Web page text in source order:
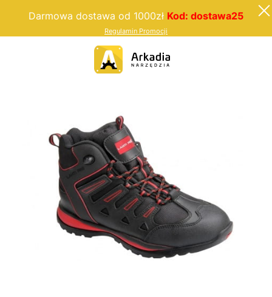
Darmowa dostawa od 1000zł Kod: dostawa25
Regulamin Promocji